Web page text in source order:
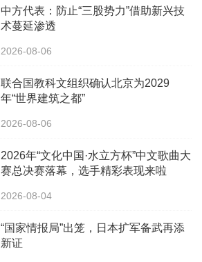
中方代表：防止“三股势力”借助新兴技
术蔓延渗透
2026-08-06
联合国教科文组织确认北京为2029
年“世界建筑之都”
2026-08-06
2026年“文化中国·水立方杯”中文歌曲大
赛总决赛落幕，选手精彩表现来啦
2026-08-04
“国家情报局”出笼，日本扩军备武再添
新证